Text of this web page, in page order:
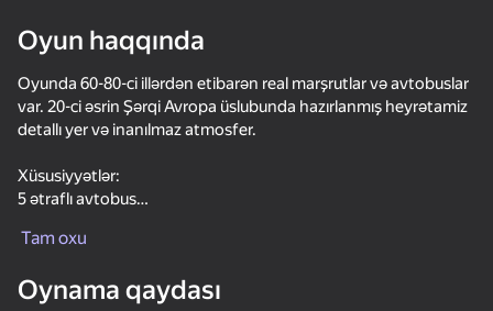
Car Destruction Simulator 3D
Oyun haqqında
Oyunda 60-80-ci illərdən etibarən real marşrutlar və avtobuslar
var. 20-ci əsrin Şərqi Avropa üslubunda hazırlanmış heyrətamiz
detallı yer və inanılmaz atmosfer.
Xüsusiyyətlər:
5 ətraflı avtobus
, real sürücülük sistemi
, şəhər avtomobil və piyada trafiki
Tam oxu
Oynama qaydası